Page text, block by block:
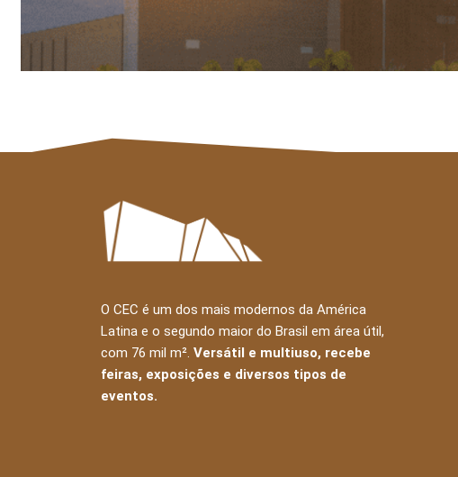
O CEC é um dos mais modernos da América
Latina e o segundo maior do Brasil em área útil,
com 76 mil m². Versátil e multiuso, recebe
feiras, exposições e diversos tipos de
eventos.